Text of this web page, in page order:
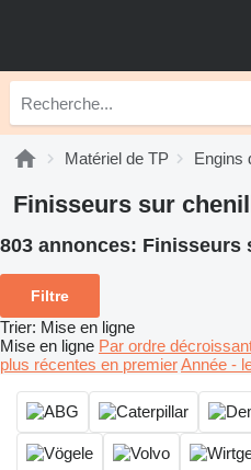
Matériel de TP Engins
Finisseurs sur
803 annonces: Finisseurs
Filtre
Trier: Mise en ligne
Mise en ligne Par ordre
plus récentes en premierAnnée -